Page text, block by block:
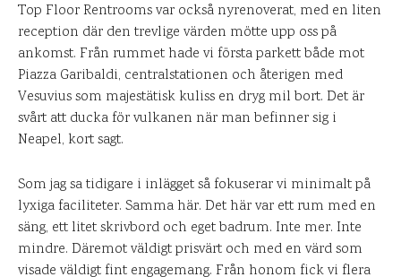
Top Floor Rentrooms var också nyrenoverat, med en liten
reception där den trevlige värden mötte upp oss på
ankomst. Från rummet hade vi första parkett både mot
Piazza Garibaldi, centralstationen och återigen med
Vesuvius som majestätisk kuliss en dryg mil bort. Det är
svårt att ducka för vulkanen när man befinner sig i
Neapel, kort sagt.
Som jag sa tidigare i inlägget så fokuserar vi minimalt på
lyxiga faciliteter. Samma här. Det här var ett rum med en
säng, ett litet skrivbord och eget badrum. Inte mer. Inte
mindre. Däremot väldigt prisvärt och med en värd som
visade väldigt fint engagemang. Från honom fick vi flera